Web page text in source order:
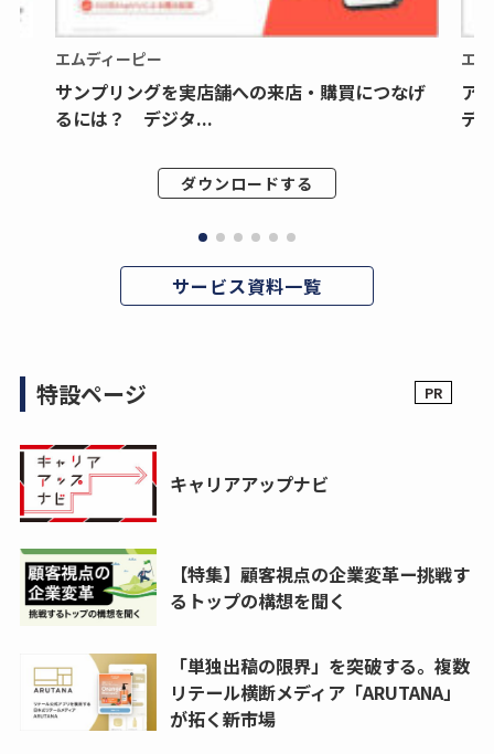
エムディーピー
サンプリングを実店舗への来店・購買につなげ
るには？ デジタ...
ダウンロードする
エ
ア
デ
サービス資料一覧
特設ページ
キャリアアップナビ
【特集】顧客視点の企業変革ー挑戦す
るトップの構想を聞く
「単独出稿の限界」を突破する。複数
リテール横断メディア「ARUTANA」
が拓く新市場